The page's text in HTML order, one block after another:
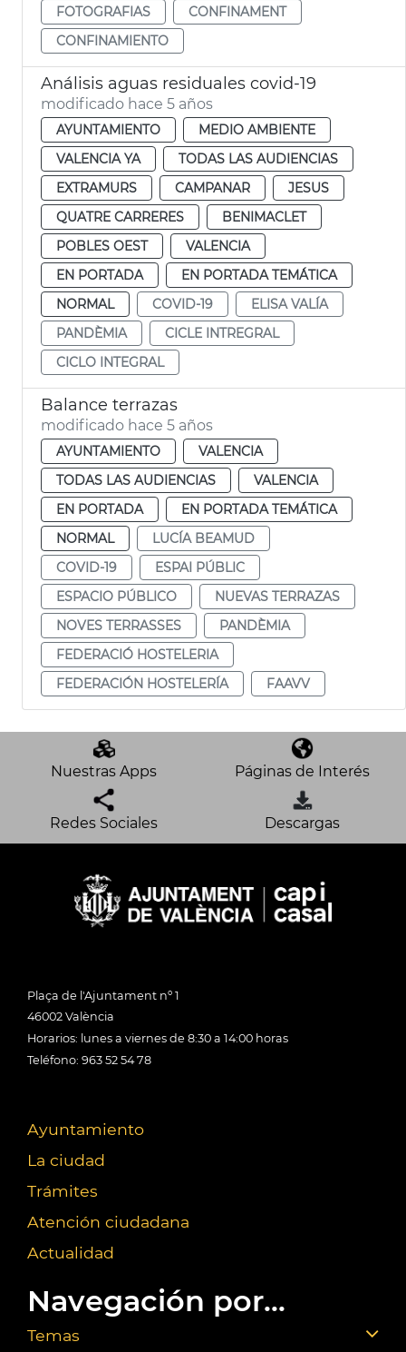
FOTOGRAFIAS
CONFINAMENT
CONFINAMIENTO
Análisis aguas residuales covid-19
modificado hace 5 años
AYUNTAMIENTO
MEDIO AMBIENTE
VALENCIA YA
TODAS LAS AUDIENCIAS
EXTRAMURS
CAMPANAR
JESUS
QUATRE CARRERES
BENIMACLET
POBLES OEST
VALENCIA
EN PORTADA
EN PORTADA TEMÁTICA
NORMAL
COVID-19
ELISA VALÍA
PANDÈMIA
CICLE INTREGRAL
CICLO INTEGRAL
Balance terrazas
modificado hace 5 años
AYUNTAMIENTO
VALENCIA
TODAS LAS AUDIENCIAS
VALENCIA
EN PORTADA
EN PORTADA TEMÁTICA
NORMAL
LUCÍA BEAMUD
COVID-19
ESPAI PÚBLIC
ESPACIO PÚBLICO
NUEVAS TERRAZAS
NOVES TERRASSES
PANDÈMIA
FEDERACIÓ HOSTELERIA
FEDERACIÓN HOSTELERÍA
FAAVV
Nuestras Apps Páginas de Interés
Redes Sociales Descargas
Plaça de l'Ajuntament nº 1
46002 València
Horarios: lunes a viernes de 8:30 a 14:00 horas
Teléfono: 963 52 54 78
Ayuntamiento
La ciudad
Trámites
Atención ciudadana
Actualidad
Navegación por...
Temas